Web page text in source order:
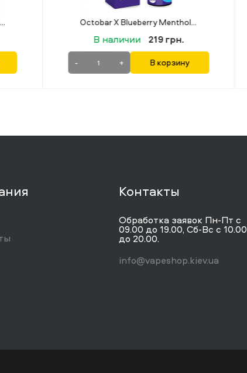
Octobar X Blueberry Menthol (Черника Ментол) 15 мл 50 мг Lucky 30 мл 50 мг Strawberry
В наличии 349 грн.
- + В корзину
Контакты
Обработка заявок Пн-Пт с
09.00 до 19.00, Сб-Вс с 10.00
до 20.00.
info@vapeshop.kiev.ua